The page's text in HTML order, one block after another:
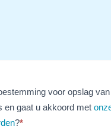
voor opslag
en gaat u akkoord met
?*